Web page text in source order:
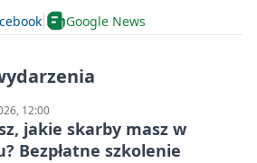
Google News
12:00
jakie skarby masz w
Bezpłatne szkolenie